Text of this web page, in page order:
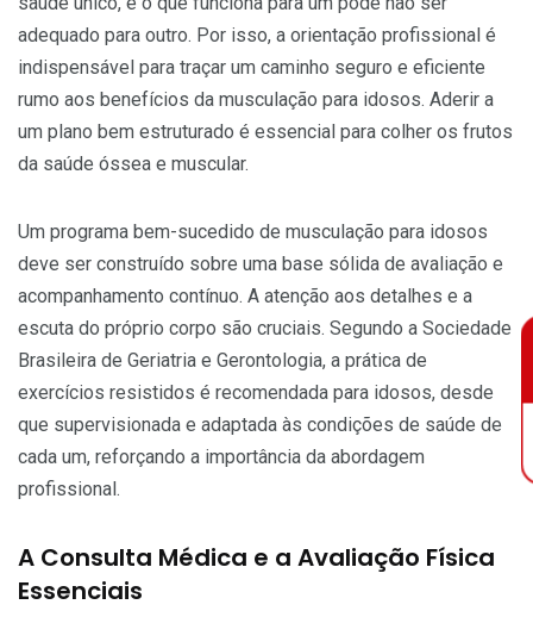
adequado para outro. Por isso, a orientação profissional é
indispensável para traçar um caminho seguro e eficiente
rumo aos benefícios da musculação para idosos. Aderir a
um plano bem estruturado é essencial para colher os frutos
da saúde óssea e muscular.
Um programa bem-sucedido de musculação para idosos
deve ser construído sobre uma base sólida de avaliação e
acompanhamento contínuo. A atenção aos detalhes e a
escuta do próprio corpo são cruciais. Segundo a Sociedade
Brasileira de Geriatria e Gerontologia, a prática de
exercícios resistidos é recomendada para idosos, desde
que supervisionada e adaptada às condições de saúde de
cada um, reforçando a importância da abordagem
profissional.
A Consulta Médica e a Avaliação Física
Essenciais